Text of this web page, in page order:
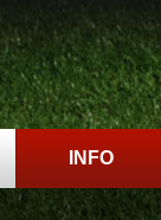
INFO